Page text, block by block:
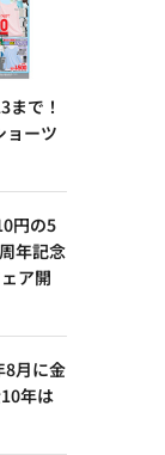
まで！
ョーツ
円の5
年記念
ア開
8月に金
年は